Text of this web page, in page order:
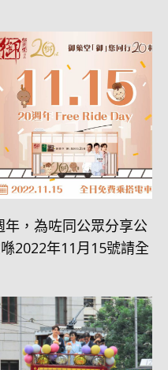
，為咗同公眾分享公
2022年11月15號請全